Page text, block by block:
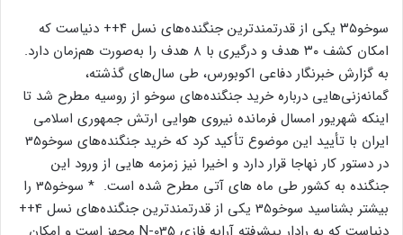
سوخو۳۵ یکی از قدرتمندترین جنگنده‌های نسل ۴++ دنیاست که
امکان کشف ۳۰ هدف و درگیری با ۸ هدف را به‌صورت هم‌زمان دارد.
به گزارش خبرنگار دفاعی اکوبورس، طی سال‌های گذشته،
گمانه‌زنی‌هایی درباره خرید جنگنده‌های سوخو از روسیه مطرح شد تا
اینکه شهریور امسال فرمانده نیروی هوایی ارتش جمهوری اسلامی
ایران با تأیید این موضوع تأکید کرد که خرید جنگنده‌های سوخو35
در دستور کار نهاجا قرار دارد و اخیرا نیز زمزمه هایی از ورود این
جنگنده به کشور طی ماه های آتی مطرح شده است. * سوخو35 را
بیشتر بشناسید سوخو35 یکی از قدرتمندترین جنگنده‌های نسل 4++